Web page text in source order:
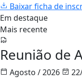
Baixar ficha de
Em destaque
Mais recente
Reunião de
Agosto / 2026